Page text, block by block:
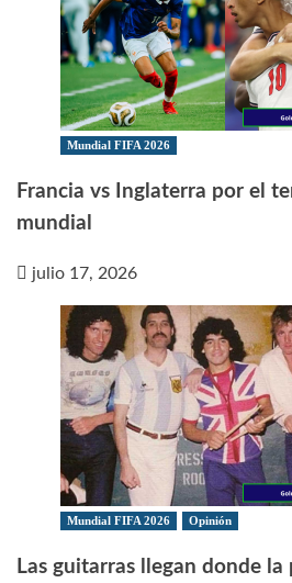
Mundial FIFA 2026
Francia vs Inglaterra por el
mundial
julio 17, 2026
Mundial FIFA 2026 Opinión
Las guitarras llegan donde